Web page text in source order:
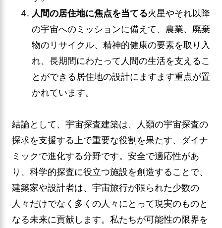
人間の居住地に焦点を当てる火星やそれ以降
の宇宙へのミッションに備えて、農業、廃棄
物のリサイクル、精神的健康の要素を取り入
れ、長期間にわたって人間の生活を支えるこ
とができる居住地の設計にますます重点が置
かれています。
結論として、宇宙探査建築は、人類の宇宙探査の
探求を支援する上で重要な役割を果たす、ダイナ
ミックで進化する分野です。安全で適応性があ
り、科学的探査に役立つ施設を創造することで、
建築家や設計者は、宇宙旅行が限られた少数の
人々だけでなく多くの人々にとって現実のものと
なる未来に貢献します。私たちが可能性の限界を